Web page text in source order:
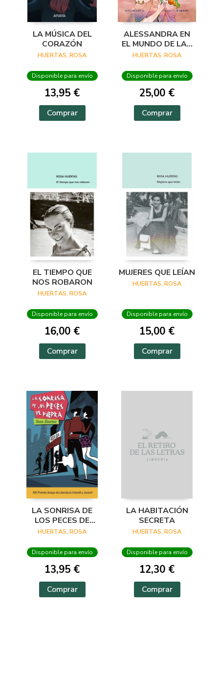
LA MÚSICA DEL
CORAZÓN
HUERTAS, ROSA
Disponible para envío
13,95 €
Comprar
ALESSANDRA EN
EL MUNDO DE LAS
HADAS
HUERTAS, ROSA
Disponible para envío
25,00 €
Comprar
EL TIEMPO QUE
NOS ROBARON
HUERTAS, ROSA
Disponible para envío
16,00 €
Comprar
MUJERES QUE LEÍAN
HUERTAS, ROSA
Disponible para envío
15,00 €
Comprar
LA SONRISA DE
LOS PECES DE
PIEDRA
HUERTAS, ROSA
Disponible para envío
13,95 €
Comprar
LA HABITACIÓN
SECRETA
HUERTAS, ROSA
Disponible para envío
12,30 €
Comprar